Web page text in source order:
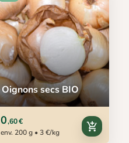
Oignons secs BIO
0,60 €
env. 200 g • 3 €/kg
add_shopping_cart